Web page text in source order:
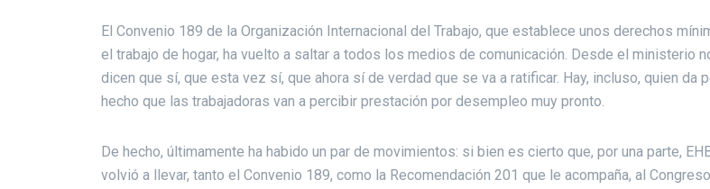
El Convenio 189 de la Organización Internacional del Trabajo, que establece unos derechos
el trabajo de hogar, ha vuelto a saltar a todos los medios de comunicación. Desde el ministerio
dicen que sí, que esta vez sí, que ahora sí de verdad que se va a ratificar. Hay, incluso, quien da
hecho que las trabajadoras van a percibir prestación por desempleo muy pronto.
De hecho, últimamente ha habido un par de movimientos: si bien es cierto que, por una parte,
volvió a llevar, tanto el Convenio 189, como la Recomendación 201 que le acompaña, al